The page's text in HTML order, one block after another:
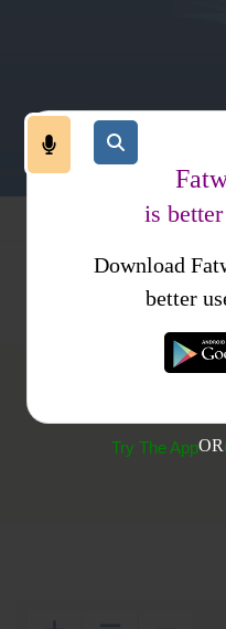
کتب فتاوی
کے دودھ کے حوالہ
is
Download
better
Try The AppOR